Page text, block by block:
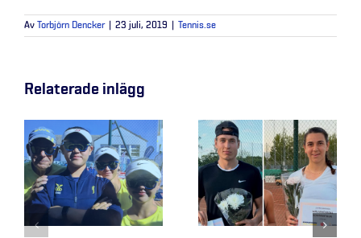
Av Torbjörn Dencker 23 juli, 2019 Tennis.se
Relaterade inlägg